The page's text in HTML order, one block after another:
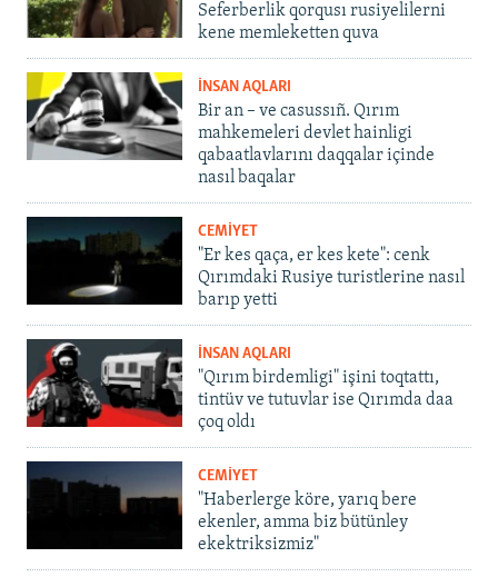
Seferberlik qorqusı rusiyelilerni
kene memleketten quva
İNSAN AQLARI
Bir an – ve casussıñ. Qırım
mahkemeleri devlet hainligi
qabaatlavlarını daqqalar içinde
nasıl baqalar
CEMİYET
"Er kes qaça, er kes kete": cenk
Qırımdaki Rusiye turistlerine nasıl
barıp yetti
İNSAN AQLARI
"Qırım birdemligi" işini toqtattı,
tintüv ve tutuvlar ise Qırımda daa
çoq oldı
CEMİYET
"Haberlerge köre, yarıq bere
ekenler, amma biz bütünley
ekektriksizmiz"